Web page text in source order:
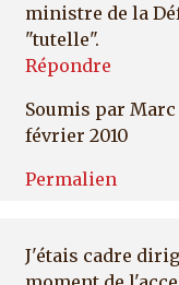
ministre de la
"tutelle".
Répondre
Soumis par
février 2010
Permalien
J'étais cadre